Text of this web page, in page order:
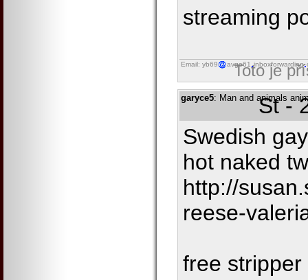
streaming
Email: yb69 avgo61 inboxforwarding
Toto je
garyce5: Man and animals
St -
Swedish
hot naked
http://
reese-
free